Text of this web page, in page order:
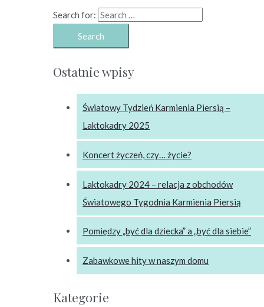
Search for:
Ostatnie wpisy
Światowy Tydzień Karmienia Piersią –
Laktokadry 2025
Koncert życzeń, czy… życie?
Laktokadry 2024 – relacja z obchodów
Światowego Tygodnia Karmienia Piersią
Pomiędzy „być dla dziecka” a „być dla siebie”
Zabawkowe hity w naszym domu
Kategorie